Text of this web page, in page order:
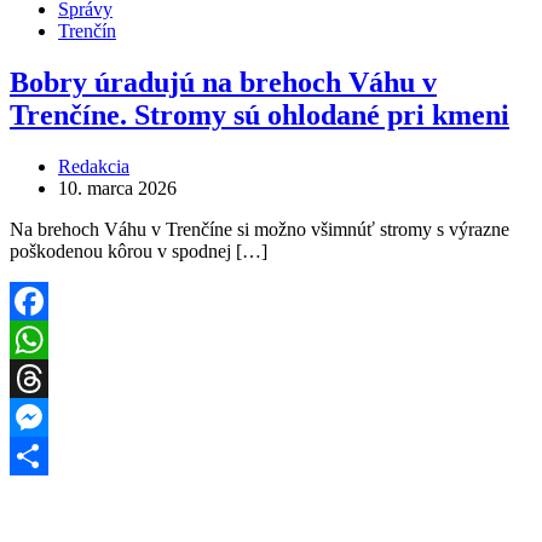
Správy
Trenčín
Bobry úradujú na brehoch Váhu v
Trenčíne. Stromy sú ohlodané pri kmeni
Redakcia
10. marca 2026
Na brehoch Váhu v Trenčíne si možno všimnúť stromy s výrazne
poškodenou kôrou v spodnej […]
Facebook
WhatsApp
Threads
Messenger